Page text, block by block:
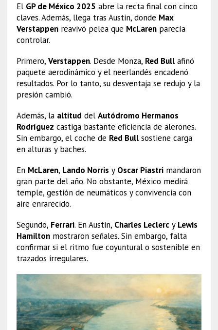
El GP de México 2025 abre la recta final con cinco
claves. Además, llega tras Austin, donde Max
Verstappenreavivó pelea que McLarenparecía
controlar.
Primero, Verstappen. Desde Monza, Red Bullafinó
paquete aerodinámico y el neerlandés encadenó
resultados. Por lo tanto, su desventaja se redujo y la
presión cambió.
Además, la altituddel Autódromo Hermanos
Rodríguez castiga bastante eficiencia de alerones.
Sin embargo, el coche de Red Bullsostiene carga
en alturas y baches.
En McLaren, Lando Norris y Oscar Piastrimandaron
gran parte del año. No obstante, México medirá
temple, gestión de neumáticos y convivencia con
aire enrarecido.
Segundo, Ferrari. En Austin, Charles Leclercy Lewis
Hamiltonmostraron señales. Sin embargo, falta
confirmar si el ritmo fue coyuntural o sostenible en
trazados irregulares.